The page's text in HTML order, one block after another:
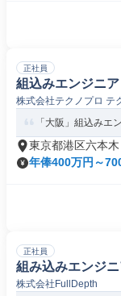
正社員
組込みエンジニア
株式会社テクノプロ テ
「大阪」組込みエ
東京都港区六本木
年俸400万円～
正社員
組み込みエンジ
株式会社FullDepth